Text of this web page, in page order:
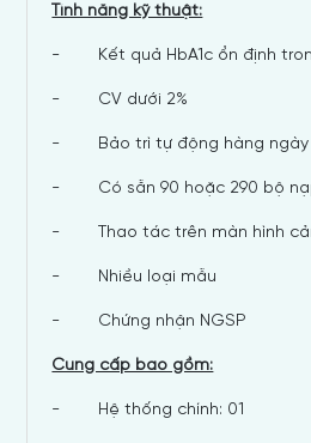
Tính năng kỹ thuật:
- Kết quả HbA1c ổn định
- CV dưới 2%
- Bảo trì tự động hàng ngày
- Có sẵn 90 hoặc 290 bộ
- Thao tác trên màn hình
- Nhiều loại mẫu
- Chứng nhận NGSP
Cung cấp bao gồm:
- Hệ thống chính: 01